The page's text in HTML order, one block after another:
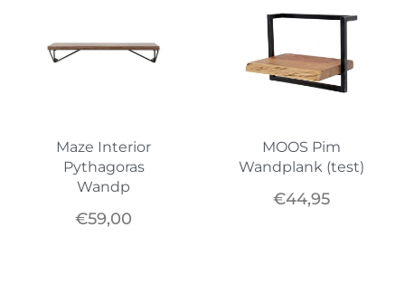
Maze Interior
Pythagoras
Wandp
€59,00
MOOS Pim
Wandplank (test)
€44,95